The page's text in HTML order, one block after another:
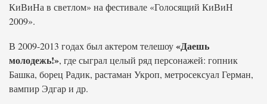
КиВиНа в светлом» на фестивале «Голосящий КиВиН
2009».
В 2009-2013 годах был актером телешоу«Даешь
молодежь!», где сыграл целый ряд персонажей: гопник
Башка, борец Радик, растаман Укроп, метросексуал Герман,
вампир Эдгар и др.